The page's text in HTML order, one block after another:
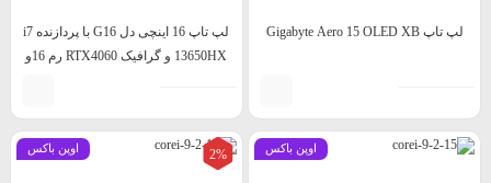
لپ تاپ Gigabyte Aero 15 OLED XB
لپ تاپ 16 اینچی دل G16 با پردازنده i7
13650HX و گرافیک RTX4060 رم 16و
اوپن باکس اوپن باکس 2%